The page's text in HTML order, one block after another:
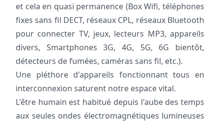
et cela en quasi permanence (Box Wifi, téléphones
fixes sans fil DECT, réseaux CPL, réseaux Bluetooth
pour connecter TV, jeux, lecteurs MP3, appareils
divers, Smartphones 3G, 4G, 5G, 6G bientôt,
détecteurs de fumées, caméras sans fil, etc.).
Une pléthore d'appareils fonctionnant tous en
interconnexion saturent notre espace vital.
L'être humain est habitué depuis l'aube des temps
aux seules ondes électromagnétiques lumineuses